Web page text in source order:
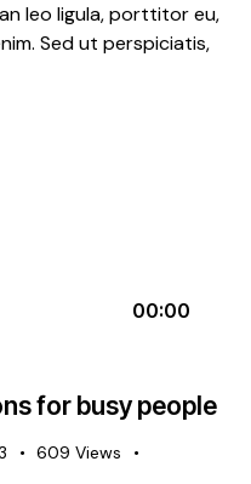
leo ligula, porttitor eu,
Sed ut perspiciatis,
00:00
for busy people
609 Views